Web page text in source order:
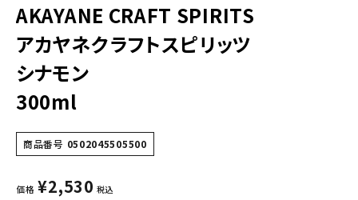
AKAYANE CRAFT SPIRITS
アカヤネクラフトスピリッツ
シナモン
300ml
商品番号 0502045505500
価格 ¥2,530 税込